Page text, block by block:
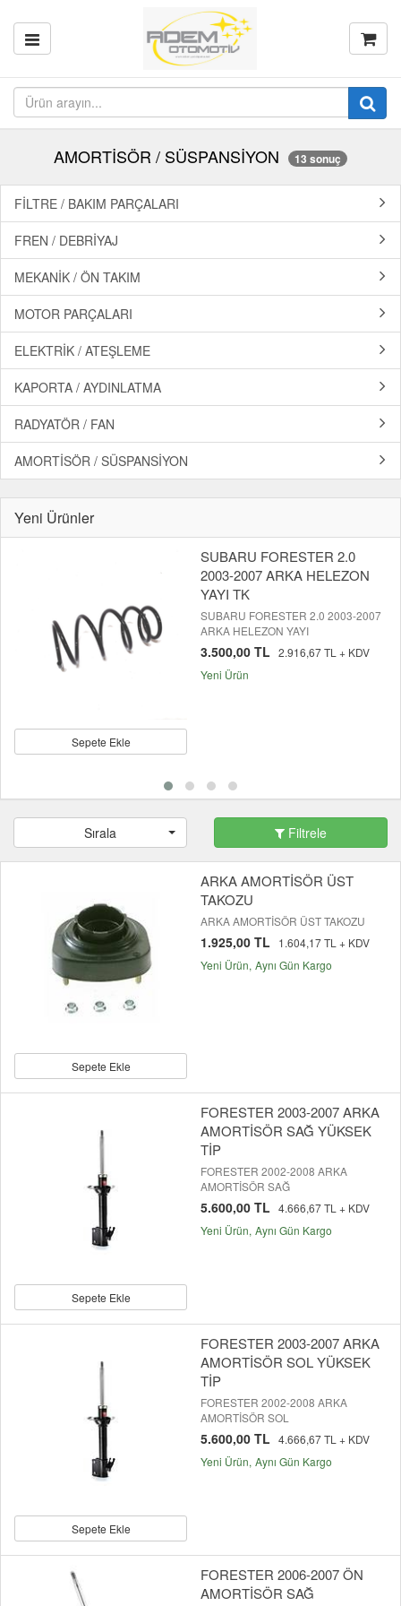
AMORTİSÖR / SÜSPANSİYON 13 sonuç
FİLTRE / BAKIM PARÇALARI
FREN / DEBRİYAJ
MEKANİK / ÖN TAKIM
MOTOR PARÇALARI
ELEKTRİK / ATEŞLEME
KAPORTA / AYDINLATMA
RADYATÖR / FAN
AMORTİSÖR / SÜSPANSİYON
Yeni Ürünler
Sepete Ekle
SUBARU FORESTER 2.0
2003-2007 ARKA HELEZON
YAYI TK
SUBARU FORESTER 2.0 2003-2007
ARKA HELEZON YAYI
3.500,00 TL 2.916,67 TL + KDV
Yeni Ürün
Sırala Filtrele
Sepete Ekle
ARKA AMORTİSÖR ÜST
TAKOZU
ARKA AMORTİSÖR ÜST TAKOZU
1.925,00 TL
1.604,17 TL + KDV
Yeni Ürün Aynı Gün Kargo
Sepete Ekle
FORESTER 2003-2007 ARKA
AMORTİSÖR SAĞ YÜKSEK
TİP
FORESTER 2002-2008 ARKA
AMORTİSÖR SAĞ
5.600,00 TL 4.666,67 TL + KDV
Yeni Ürün Aynı Gün Kargo
Sepete Ekle
FORESTER 2003-2007 ARKA
AMORTİSÖR SOL YÜKSEK
TİP
FORESTER 2002-2008 ARKA
AMORTİSÖR SOL
5.600,00 TL 4.666,67 TL + KDV
Yeni Ürün Aynı Gün Kargo
FORESTER 2006-2007 ÖN
AMORTİSÖR SAĞ